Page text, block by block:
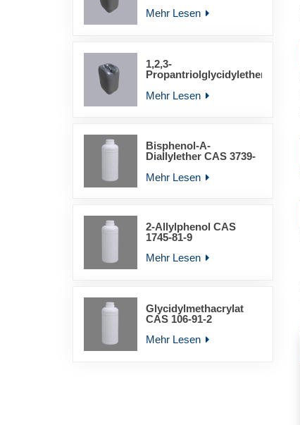
Mehr Lesen
1,2,3-
Propantriolglycidylether
Mehr Lesen
Bisphenol-A-
Diallylether CAS 3739-
Mehr Lesen
2-Allylphenol CAS
1745-81-9
Mehr Lesen
Glycidylmethacrylat
CAS 106-91-2
Mehr Lesen